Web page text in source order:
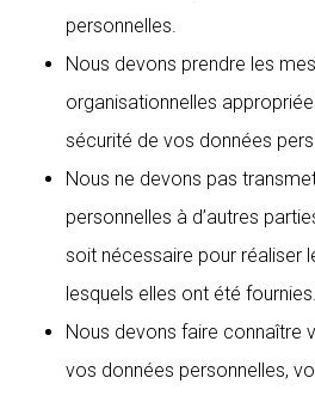
personnelles.
Nous devons prendre les
organisationnelles
sécurité de vos données
Nous ne devons pas
personnelles à d’autres
soit nécessaire pour réaliser
lesquels elles ont été fournies.
Nous devons faire connaître
vos données personnelles,